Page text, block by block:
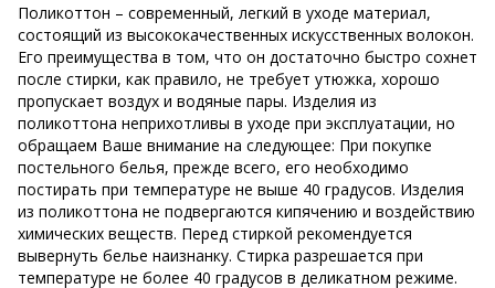
Поликоттон – современный, легкий в уходе материал,
состоящий из высококачественных искусственных волокон.
Его преимущества в том, что он достаточно быстро сохнет
после стирки, как правило, не требует утюжка, хорошо
пропускает воздух и водяные пары. Изделия из
поликоттона неприхотливы в уходе при эксплуатации, но
обращаем Ваше внимание на следующее: При покупке
постельного белья, прежде всего, его необходимо
постирать при температуре не выше 40 градусов. Изделия
из поликоттона не подвергаются кипячению и воздействию
химических веществ. Перед стиркой рекомендуется
вывернуть белье наизнанку. Стирка разрешается при
температуре не более 40 градусов в деликатном режиме.